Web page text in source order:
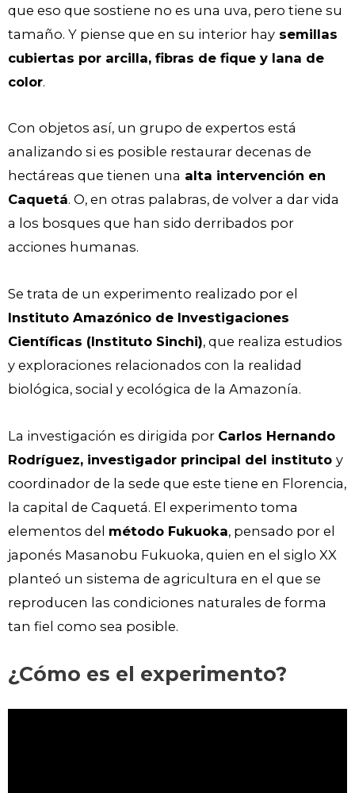
que eso que sostiene no es una uva, pero tiene su
tamaño. Y piense que en su interior hay semillas
cubiertas por arcilla, fibras de fique y lana de
color.
Con objetos así, un grupo de expertos está
analizando si es posible restaurar decenas de
hectáreas que tienen una alta intervención en
Caquetá. O, en otras palabras, de volver a dar vida
a los bosques que han sido derribados por
acciones humanas.
Se trata de un experimento realizado por el
Instituto Amazónico de Investigaciones
Científicas (Instituto Sinchi), que realiza estudios
y exploraciones relacionados con la realidad
biológica, social y ecológica de la Amazonía.
La investigación es dirigida por Carlos Hernando
Rodríguez, investigador principal del instituto y
coordinador de la sede que este tiene en Florencia,
la capital de Caquetá. El experimento toma
elementos del método Fukuoka, pensado por el
japonés Masanobu Fukuoka, quien en el siglo XX
planteó un sistema de agricultura en el que se
reproducen las condiciones naturales de forma
tan fiel como sea posible.
¿Cómo es el experimento?